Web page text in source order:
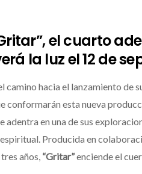
el cuarto
la luz el 12 de
camino hacia el lanzamiento de
conformarán esta nueva
en una de sus
Producida en
años, “Gritar”enciende el